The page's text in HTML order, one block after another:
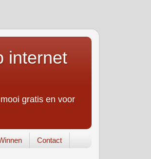
internet
gratis en voor
Contact